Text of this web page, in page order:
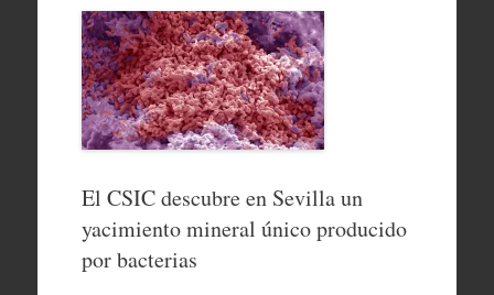
El CSIC descubre en Sevilla un
yacimiento mineral único producido
por bacterias